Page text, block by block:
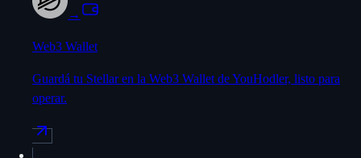
→
Web3 Wallet
Guardá tu Stellar en la Web3 Wallet de YouHodler, listo para
operar.